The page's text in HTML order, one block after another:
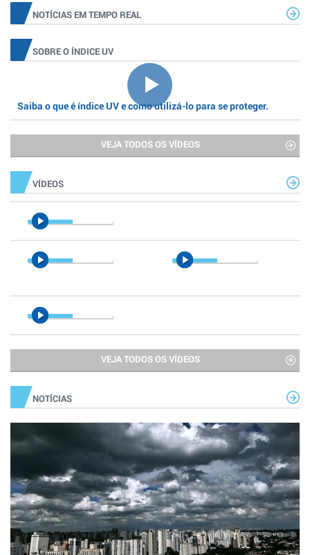
NOTÍCIAS EM TEMPO REAL
SOBRE O ÍNDICE UV
Saiba o que é índice UV e como utilizá-lo para se proteger.
VEJA TODOS OS VÍDEOS
VÍDEOS
VEJA TODOS OS VÍDEOS
NOTÍCIAS